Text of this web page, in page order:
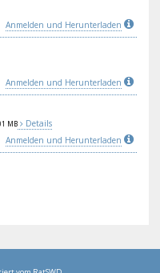
Anmelden und Herunterladen
Anmelden und Herunterladen
MB
Details
Anmelden und Herunterladen